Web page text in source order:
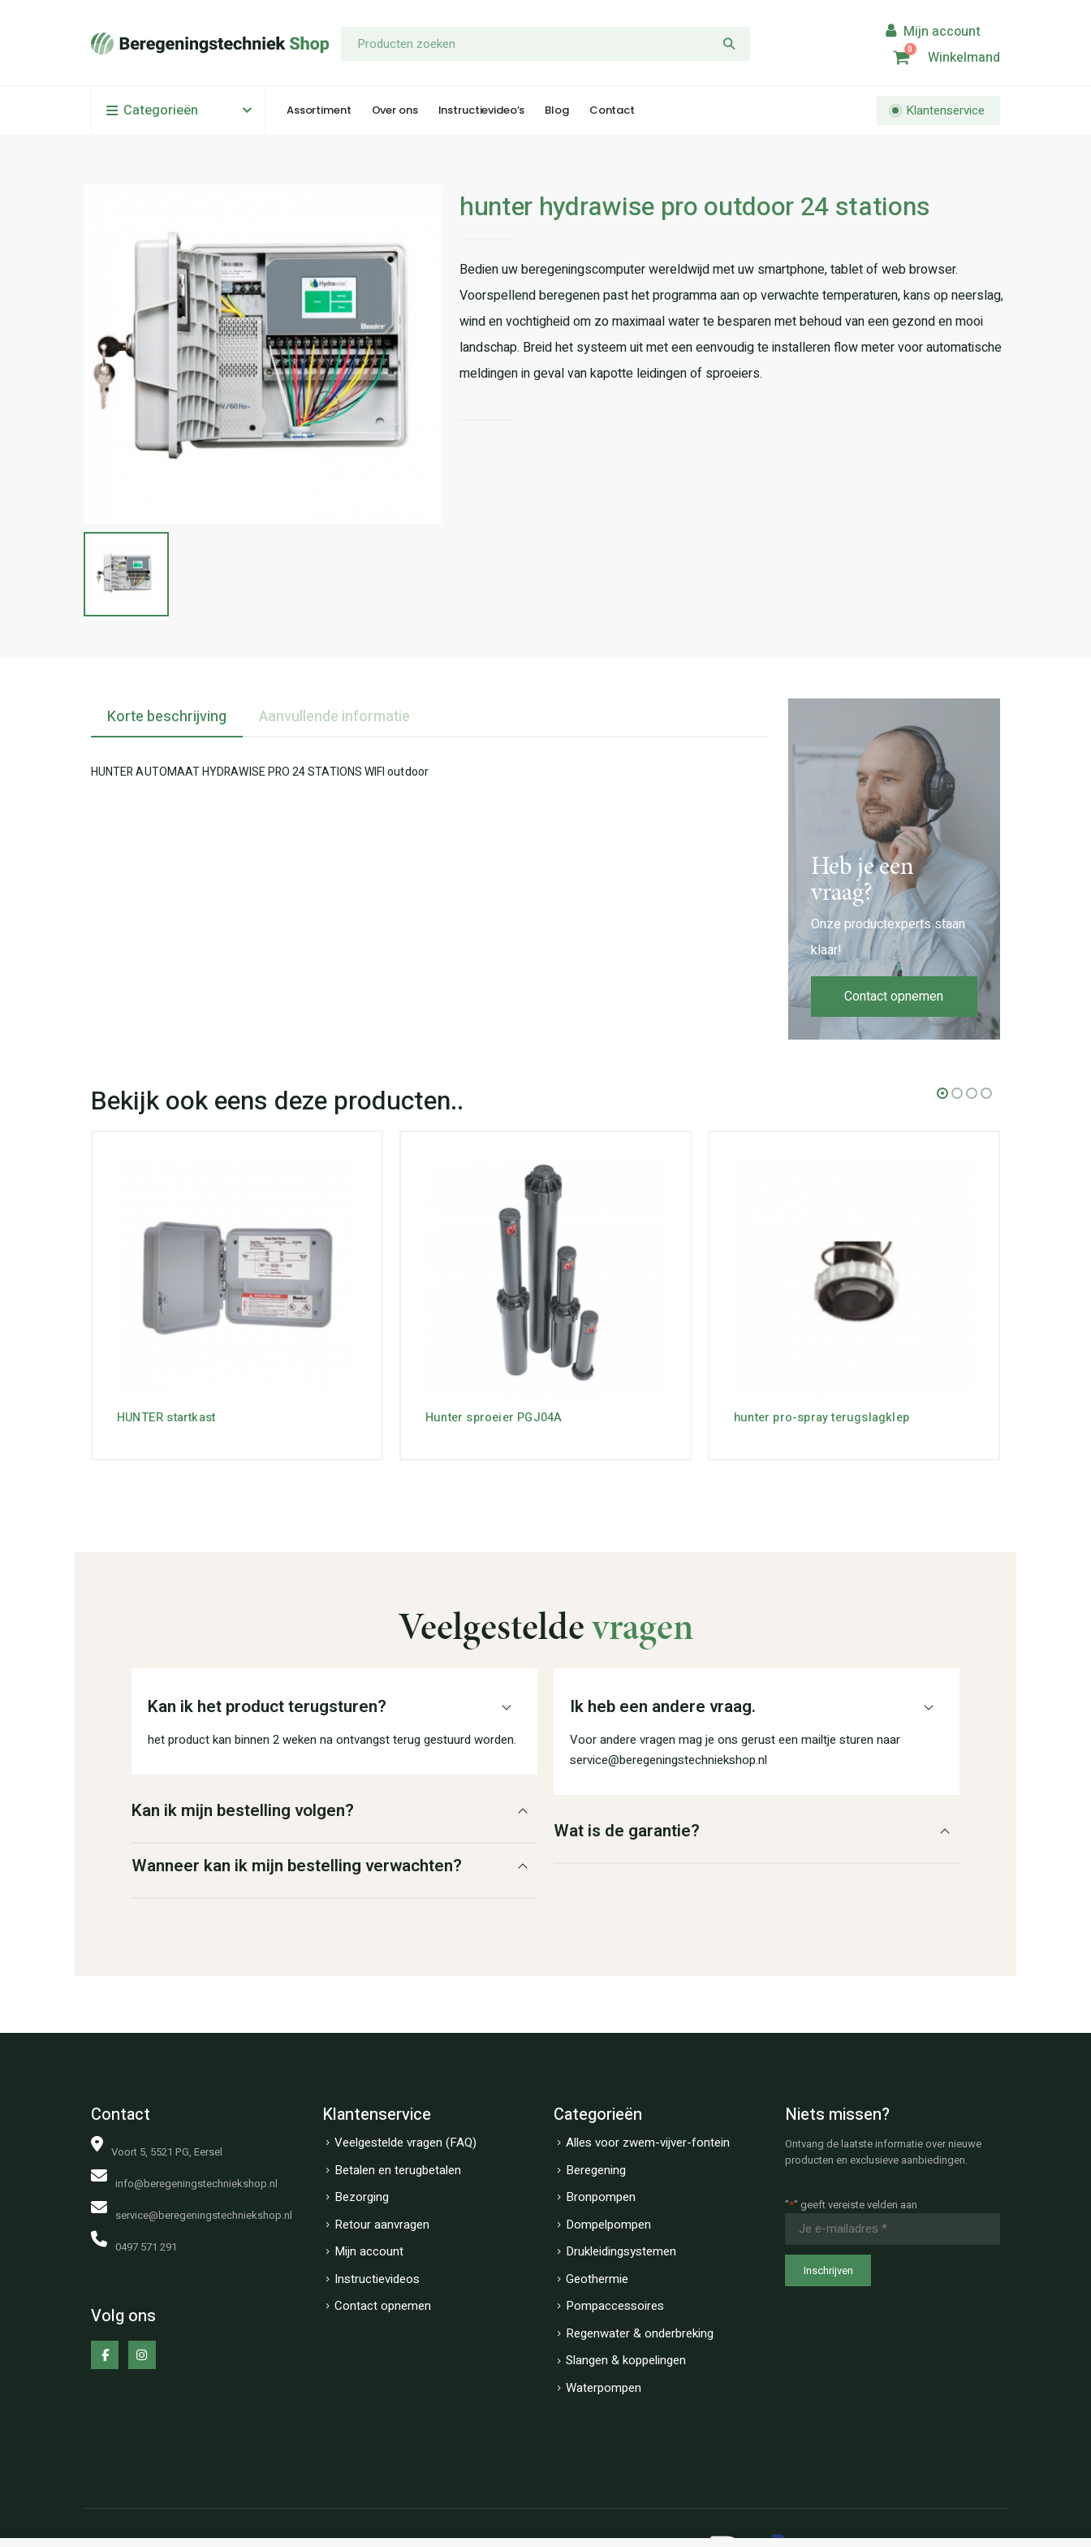
0 Winkelmand
Categorieën Assortiment Over ons Instructievideo’s Blog Contact Klantenservice
hunter hydrawise pro outdoor 24 stations
Bedien uw beregeningscomputer wereldwijd met uw smartphone, tablet of web browser.
Voorspellend beregenen past het programma aan op verwachte temperaturen, kans op neerslag,
wind en vochtigheid om zo maximaal water te besparen met behoud van een gezond en mooi
landschap. Breid het systeem uit met een eenvoudig te installeren flow meter voor automatische
meldingen in geval van kapotte leidingen of sproeiers.
Korte beschrijving Aanvullende informatie
HUNTER AUTOMAAT HYDRAWISE PRO 24 STATIONS WIFI outdoor
Heb je een
vraag?
Onze productexperts staan
klaar!
Contact opnemen
HUNTER startkast Hunter sproeier PGJ04A hunter pro-spray terugslagklep
Veelgesteldevragen
Kan ik het product terugsturen?
het product kan binnen 2 weken na ontvangst terug gestuurd worden.
Kan ik mijn bestelling volgen?
Wanneer kan ik mijn bestelling verwachten?
Ik heb een andere vraag.
Voor andere vragen mag je ons gerust een mailtje sturen naar
service@beregeningstechniekshop.nl
Wat is de garantie?
Contact
Voort 5, 5521 PG, Eersel
info@beregeningstechniekshop.nl
service@beregeningstechniekshop.nl
0497 571 291
Volg ons
Klantenservice
Veelgestelde vragen (FAQ)
Betalen en terugbetalen
Bezorging
Retour aanvragen
Mijn account
Instructievideos
Contact opnemen
Categorieën
Alles voor zwem-vijver-fontein
Beregening
Bronpompen
Dompelpompen
Drukleidingsystemen
Geothermie
Pompaccessoires
Regenwater & onderbreking
Slangen & koppelingen
Waterpompen
Niets missen?
Ontvang de laatste informatie over nieuwe
producten en exclusieve aanbiedingen.
"*" geeft vereiste velden aan
mailadres
*